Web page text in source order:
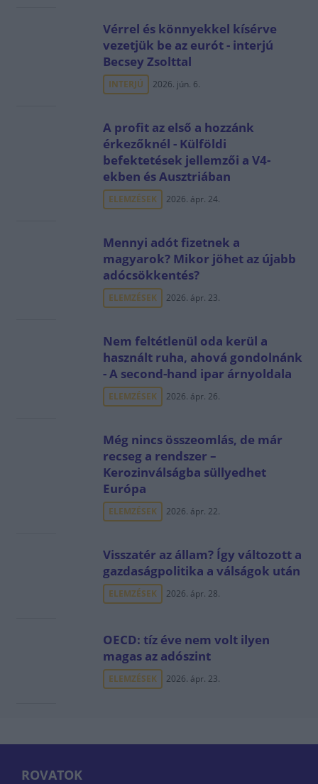
Vérrel és könnyekkel kísérve
vezetjük be az eurót - interjú
Becsey Zsolttal
INTERJÚ 2026. jún. 6.
A profit az első a hozzánk
érkezőknél - Külföldi
befektetések jellemzői a V4-
ekben és Ausztriában
ELEMZÉSEK 2026. ápr. 24.
Mennyi adót fizetnek a
magyarok? Mikor jöhet az újabb
adócsökkentés?
ELEMZÉSEK 2026. ápr. 23.
Nem feltétlenül oda kerül a
használt ruha, ahová gondolnánk
- A second-hand ipar árnyoldala
ELEMZÉSEK 2026. ápr. 26.
Még nincs összeomlás, de már
recseg a rendszer –
Kerozinválságba süllyedhet
Európa
ELEMZÉSEK 2026. ápr. 22.
Visszatér az állam? Így változott a
gazdaságpolitika a válságok után
ELEMZÉSEK 2026. ápr. 28.
OECD: tíz éve nem volt ilyen
magas az adószint
ELEMZÉSEK 2026. ápr. 23.
ROVATOK